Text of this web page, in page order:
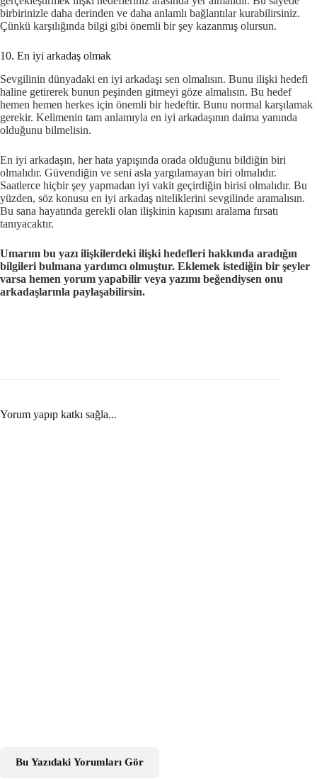
birbirinizle daha derinden ve daha anlamlı bağlantılar kurabilirsiniz.
Çünkü karşılığında bilgi gibi önemli bir şey kazanmış olursun.
10. En iyi arkadaş olmak
Sevgilinin dünyadaki en iyi arkadaşı sen olmalısın. Bunu ilişki hedefi
haline getirerek bunun peşinden gitmeyi göze almalısın. Bu hedef
hemen hemen herkes için önemli bir hedeftir. Bunu normal karşılamak
gerekir. Kelimenin tam anlamıyla en iyi arkadaşının daima yanında
olduğunu bilmelisin.
En iyi arkadaşın, her hata yapışında orada olduğunu bildiğin biri
olmalıdır. Güvendiğin ve seni asla yargılamayan biri olmalıdır.
Saatlerce hiçbir şey yapmadan iyi vakit geçirdiğin birisi olmalıdır. Bu
yüzden, söz konusu en iyi arkadaş niteliklerini sevgilinde aramalısın.
Bu sana hayatında gerekli olan ilişkinin kapısını aralama fırsatı
tanıyacaktır.
Umarım bu yazı ilişkilerdeki ilişki hedefleri hakkında aradığın
bilgileri bulmana yardımcı olmuştur. Eklemek istediğin bir şeyler
varsa hemen yorum yapabilir veya yazımı beğendiysen onu
arkadaşlarınla paylaşabilirsin.
Yorum yapıp katkı sağla...
Bu Yazıdaki Yorumları Gör